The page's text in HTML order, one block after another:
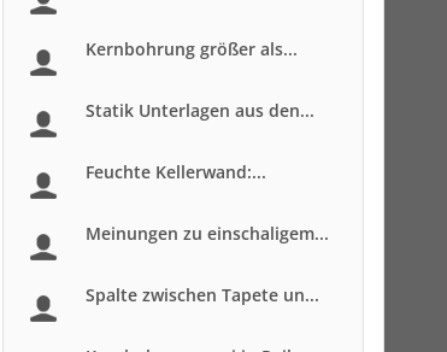
Kernbohrung größer als...
Statik Unterlagen aus den...
Feuchte Kellerwand:...
Meinungen zu einschaligem...
Spalte zwischen Tapete un...